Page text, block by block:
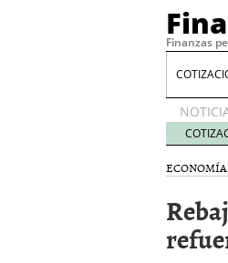
Finanzas
ECONOMÍA